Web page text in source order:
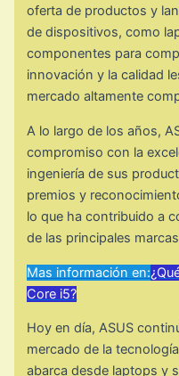
oferta de productos y
de dispositivos, como
componentes para
innovación y la calidad
mercado altamente
A lo largo de los años,
compromiso con la
ingeniería de sus
premios y
lo que ha contribuido a
de las principales
Mas información en:
Core i5?
Hoy en día, ASUS
mercado de la
abarca desde laptops y